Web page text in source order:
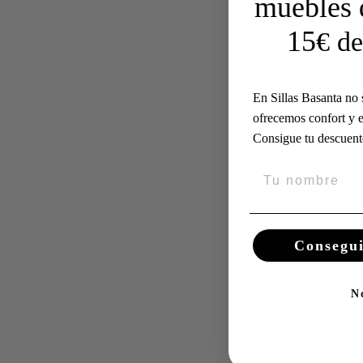
más
muebles
15€
En Sillas Basanta no
ofrecemos confort y
Consigue tu